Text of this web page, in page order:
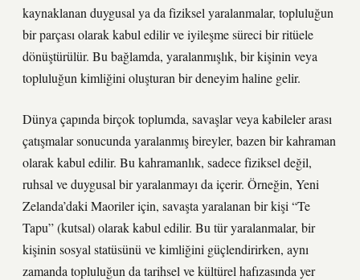
kaynaklanan duygusal ya da fiziksel yaralanmalar, topluluğun
bir parçası olarak kabul edilir ve iyileşme süreci bir ritüele
dönüştürülür. Bu bağlamda, yaralanmışlık, bir kişinin veya
topluluğun kimliğini oluşturan bir deneyim haline gelir.
Dünya çapında birçok toplumda, savaşlar veya kabileler arası
çatışmalar sonucunda yaralanmış bireyler, bazen bir kahraman
olarak kabul edilir. Bu kahramanlık, sadece fiziksel değil,
ruhsal ve duygusal bir yaralanmayı da içerir. Örneğin, Yeni
Zelanda’daki Maoriler için, savaşta yaralanan bir kişi “Te
Tapu” (kutsal) olarak kabul edilir. Bu tür yaralanmalar, bir
kişinin sosyal statüsünü ve kimliğini güçlendirirken, aynı
zamanda topluluğun da tarihsel ve kültürel hafızasında yer